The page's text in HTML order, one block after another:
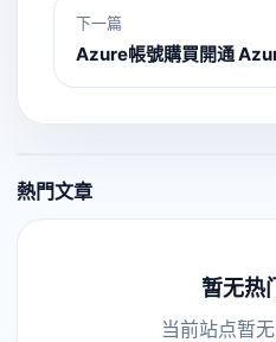
下一篇
Azure帳號購買開通
熱門文章
暂无热
当前站点暂无